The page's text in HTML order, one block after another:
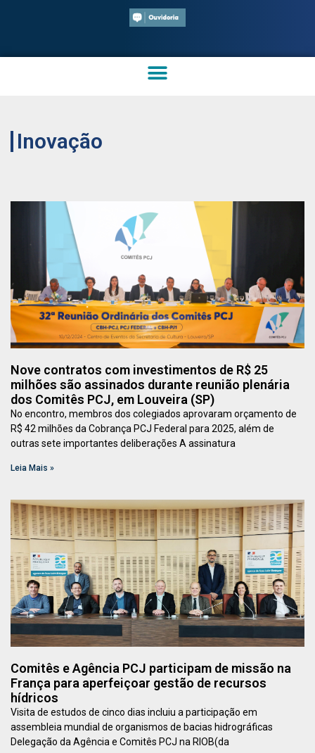
Inovação
Nove contratos com investimentos de R$ 25
milhões são assinados durante reunião plenária
dos Comitês PCJ, em Louveira (SP)
No encontro, membros dos colegiados aprovaram orçamento de
R$ 42 milhões da Cobrança PCJ Federal para 2025, além de
outras sete importantes deliberações A assinatura
Leia Mais »
Comitês e Agência PCJ participam de missão na
França para aperfeiçoar gestão de recursos
hídricos
Visita de estudos de cinco dias incluiu a participação em
assembleia mundial de organismos de bacias hidrográficas
Delegação da Agência e Comitês PCJ na RIOB(da